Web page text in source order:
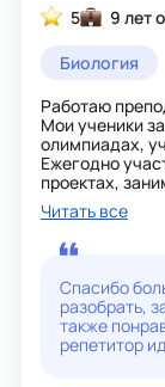
5 9 лет
Биология
Работаю
Мои ученики
олимпиадах,
Ежегодно
проектах,
районе.
Являюсь
категории:
Стараюсь
Прохожу
достичь
учеников
Читать все
Спасибо
разобрать,
также
репетитор